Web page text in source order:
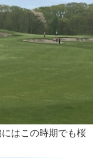
はこの時期でも桜